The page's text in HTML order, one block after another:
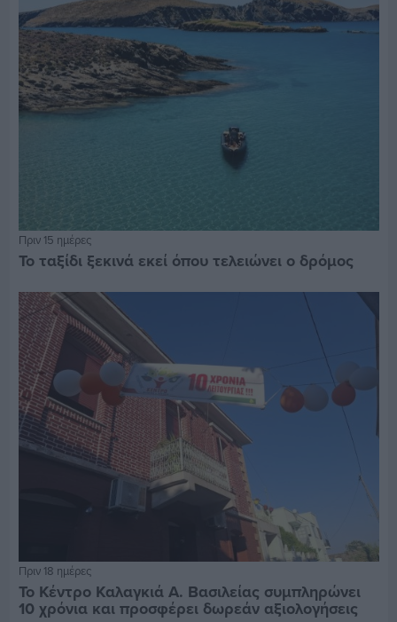
Πριν 15 ημέρες
Το ταξίδι ξεκινά εκεί όπου τελειώνει ο δρόμος
Πριν 18 ημέρες
Το Κέντρο Καλαγκιά Α. Βασιλείας συμπληρώνει
10 χρόνια και προσφέρει δωρεάν αξιολογήσεις